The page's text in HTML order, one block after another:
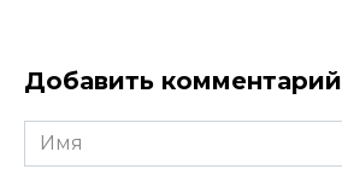
Добавить комментарий
Имя